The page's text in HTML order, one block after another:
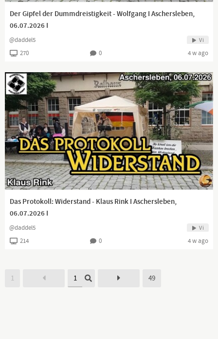
Der Gipfel der Dummdreistigkeit - Wolfgang I Aschersleben,
06.07.2026 I
@daddel5 Vi
270 0 4 w ago
Das Protokoll: Widerstand - Klaus Rink I Aschersleben,
06.07.2026 I
@daddel5 Vi
214 0 4 w ago
1 49